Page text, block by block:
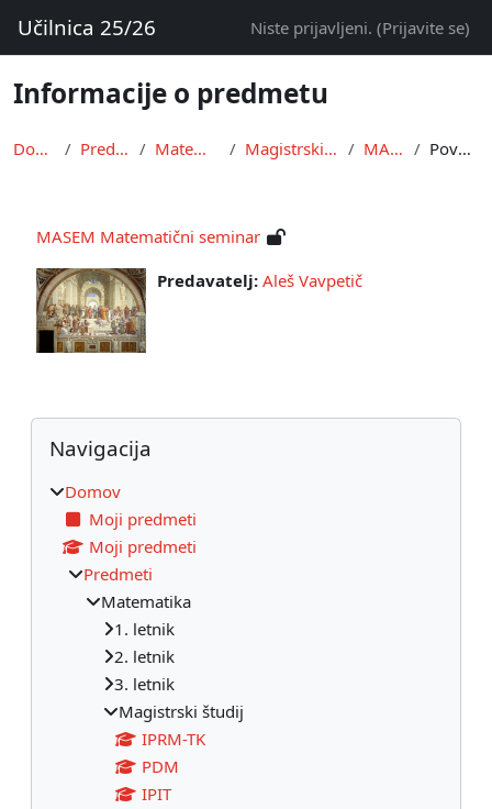
Učilnica 25/26 Niste prijavljeni. (Prijavite se)
Informacije o predmetu
Domov Predmeti Matematika Magistrski študij MASEM Povzetek
MASEM Matematični seminar
Predavatelj: Aleš Vavpetič
Bloki
Preskoči Navigacija
Navigacija
Domov
Moji predmeti
Moji predmeti
Predmeti
Matematika
1. letnik
2. letnik
3. letnik
Magistrski študij
IPRM-TK
PDM
IPIT